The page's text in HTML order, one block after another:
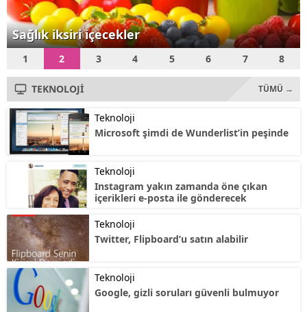
Sağlık iksiri içecekler
1 2 3 4 5 6 7 8
TEKNOLOJİ TÜMÜ →
Teknoloji
Microsoft şimdi de Wunderlist’in peşinde
Teknoloji
Instagram yakın zamanda öne çıkan
içerikleri e-posta ile gönderecek
Teknoloji
Twitter, Flipboard’u satın alabilir
Teknoloji
Google, gizli soruları güvenli bulmuyor